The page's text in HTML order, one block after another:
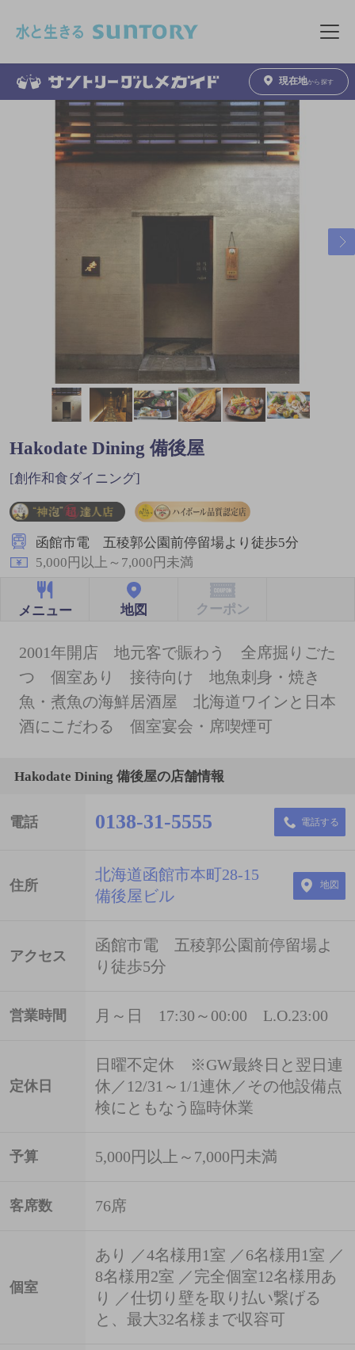
メニュ
現在地から探す
Hakodate Dining 備後屋
[創作和食ダイニング]
函館市電 五稜郭公園前停留場より徒歩5分
5,000円以上～7,000円未満
メニュー 地図 クーポン
2001年開店 地元客で賑わう 全席掘りごた
つ 個室あり 接待向け 地魚刺身・焼き
魚・煮魚の海鮮居酒屋 北海道ワインと日本
酒にこだわる 個室宴会・席喫煙可
Hakodate Dining 備後屋の店舗情報
電話 0138-31-5555 電話する
住所
北海道函館市本町28-15
備後屋ビル
地図
アクセス
函館市電 五稜郭公園前停留場よ
り徒歩5分
営業時間 月～日 17:30～00:00 L.O.23:00
定休日
日曜不定休 ※GW最終日と翌日連
休／12/31～1/1連休／その他設備点
検にともなう臨時休業
予算 5,000円以上～7,000円未満
客席数 76席
個室
あり ／4名様用1室 ／6名様用1室 ／
8名様用2室 ／完全個室12名様用あ
り ／仕切り壁を取り払い繋げる
と、最大32名様まで収容可